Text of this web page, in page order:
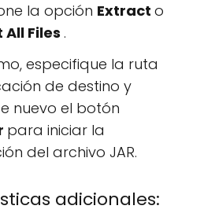
la opción Extract o
Files .
especifique la ruta
de destino y
nuevo el botón
para iniciar la
del archivo JAR.
adicionales: